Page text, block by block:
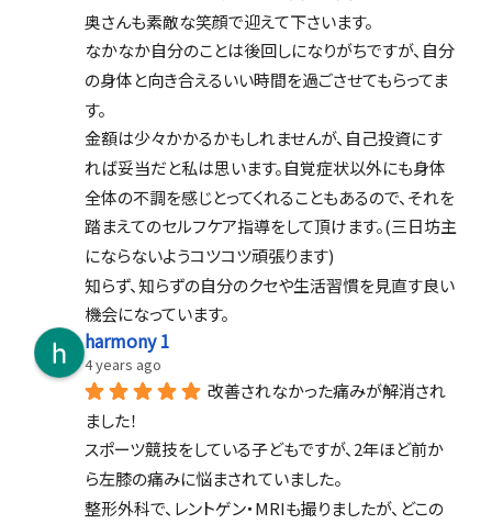
奥さんも素敵な笑顔で迎えて下さいます。
なかなか自分のことは後回しになりがちですが、自分
の身体と向き合えるいい時間を過ごさせてもらってま
す。
金額は少々かかるかもしれませんが、自己投資にす
れば妥当だと私は思います。自覚症状以外にも身体
全体の不調を感じとってくれることもあるので、それを
踏まえてのセルフケア指導をして頂けます。(三日坊主
にならないようコツコツ頑張ります)
知らず、知らずの自分のクセや生活習慣を見直す良い
機会になっています。
harmony 1
4 years ago
改善されなかった痛みが解消され
ました！
スポーツ競技をしている子どもですが、2年ほど前か
ら左膝の痛みに悩まされていました。
整形外科で、レントゲン・MRIも撮りましたが、どこの